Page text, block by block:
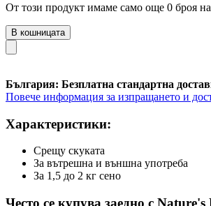
От този продукт имаме само още 0 броя
В кошницата
България: Безплатна стандартна
Повече информация за изпращането и
Характеристики:
Срещу скуката
За вътрешна и външна употреба
За 1,5 до 2 кг сено
Често се купува заедно с